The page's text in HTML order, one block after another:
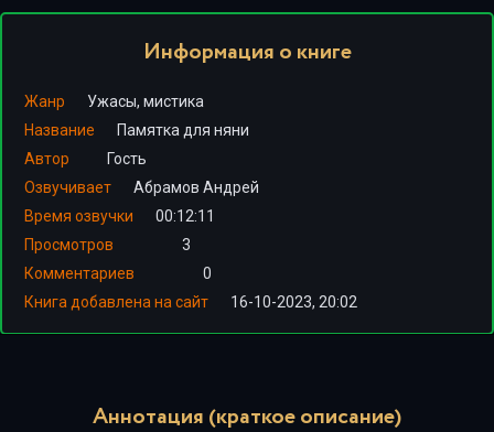
Информация о книге
Жанр
Ужасы, мистика
Название
Памятка для няни
Автор
Гость
Озвучивает
Абрамов Андрей
Время озвучки
00:12:11
Просмотров
3
Комментариев
0
Книга добавлена на сайт
16-10-2023, 20:02
Аннотация (краткое описание)